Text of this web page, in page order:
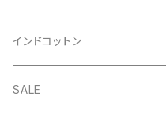
シャツ・ブラウス
カーディガン
インドコットン
SALE